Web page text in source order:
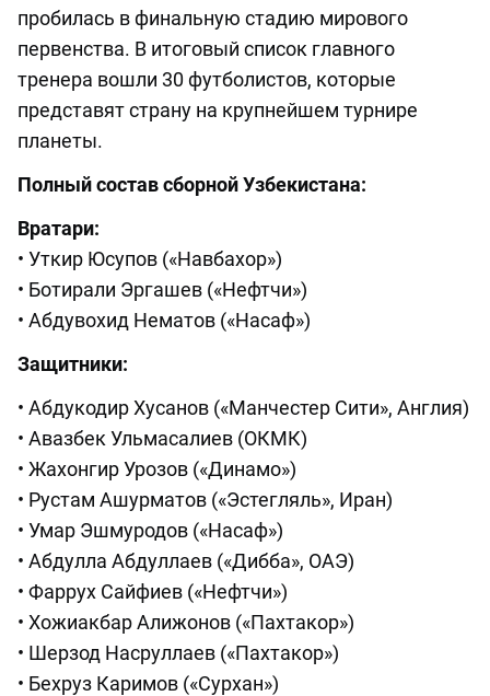
пробилась в финальную стадию мирового
первенства. В итоговый список главного
тренера вошли 30 футболистов, которые
представят страну на крупнейшем турнире
планеты.
Полный состав сборной Узбекистана:
Вратари:
• Уткир Юсупов («Навбахор»)
• Ботирали Эргашев («Нефтчи»)
• Абдувохид Нематов («Насаф»)
Защитники:
• Абдукодир Хусанов («Манчестер Сити», Англия)
• Авазбек Ульмасалиев (ОКМК)
• Жахонгир Урозов («Динамо»)
• Рустам Ашурматов («Эстегляль», Иран)
• Умар Эшмуродов («Насаф»)
• Абдулла Абдуллаев («Дибба», ОАЭ)
• Фаррух Сайфиев («Нефтчи»)
• Хожиакбар Алижонов («Пахтакор»)
• Шерзод Насруллаев («Пахтакор»)
• Бехруз Каримов («Сурхан»)